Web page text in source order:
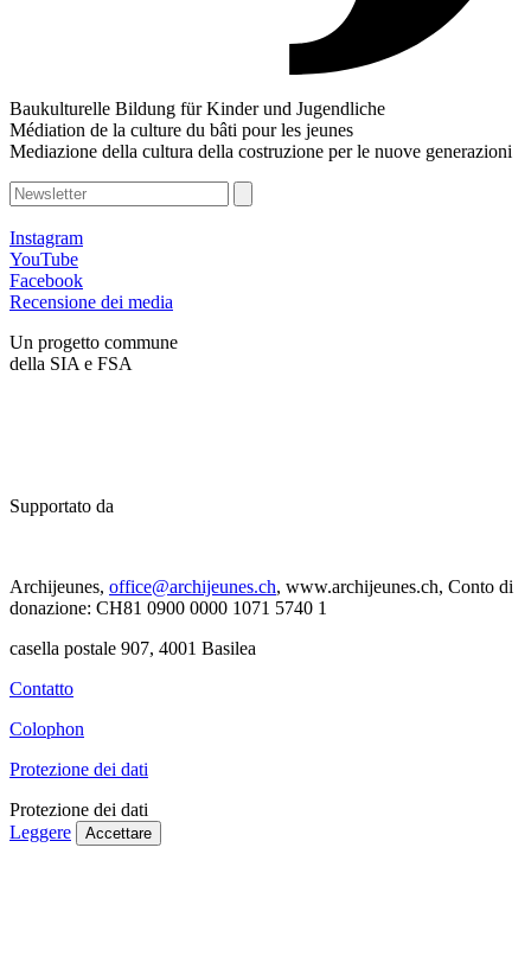
Baukulturelle Bildung für Kinder und Jugendliche
Médiation de la culture du bâti pour les jeunes
Mediazione della cultura della costruzione per le nuove generazioni
Instagram
YouTube
Facebook
Recensione dei media
Un progetto commune
della SIA e FSA
Supportato da
Archijeunes, office@archijeunes.ch, www.archijeunes.ch, Conto di
donazione: CH81 0900 0000 1071 5740 1
casella postale 907, 4001 Basilea
Contatto
Colophon
Protezione dei dati
Protezione dei dati
Leggere
Accettare